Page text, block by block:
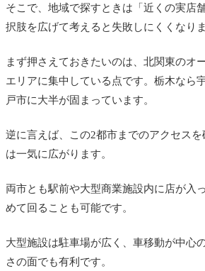
その他の茨城の店
価格・納期の比較一覧
よくある質問
初めてでも失敗しにくい選
ローカルテーラーの価格が
そこで、地域で探すときは「近くの実店
択肢を広げて考えると失敗しにくくなりま
まず押さえておきたいのは、北関東のオ
エリアに集中している点です。栃木なら
戸市に大半が固まっています。
逆に言えば、この2都市までのアクセス
は一気に広がります。
両市とも駅前や大型商業施設内に店が入
めて回ることも可能です。
大型施設は駐車場が広く、車移動が中心
さの面でも有利です。